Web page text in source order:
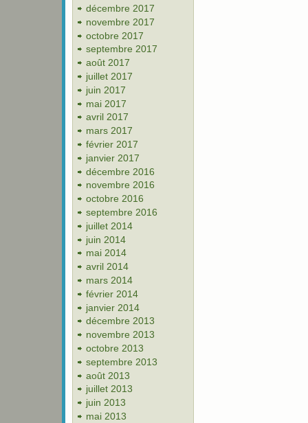
décembre 2017
novembre 2017
octobre 2017
septembre 2017
août 2017
juillet 2017
juin 2017
mai 2017
avril 2017
mars 2017
février 2017
janvier 2017
décembre 2016
novembre 2016
octobre 2016
septembre 2016
juillet 2014
juin 2014
mai 2014
avril 2014
mars 2014
février 2014
janvier 2014
décembre 2013
novembre 2013
octobre 2013
septembre 2013
août 2013
juillet 2013
juin 2013
mai 2013